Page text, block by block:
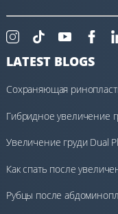
LATEST BLOGS
Сохраняющая
подходит
Гибридное увеличение
жира
Увеличение груди Dual
Как спать после
восстановления
Рубцы после